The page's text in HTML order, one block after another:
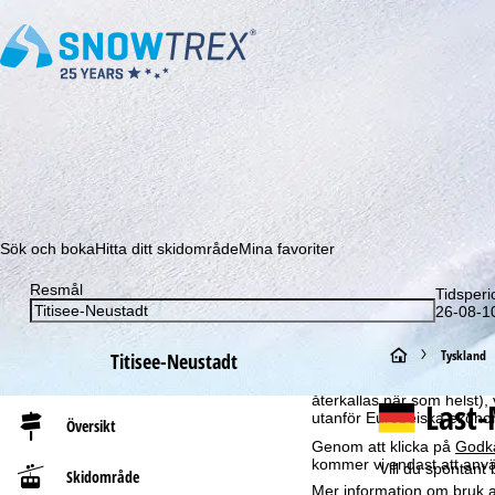
Om cookies
För att kunna erbjuda
GmbH – också delar
om slutenhet och
återkallas när som
utanför Europeiska
Genom att klicka på
kommer vi endast att
Mer information om bruk
Prenumerera på vårt nyhetsbrev och missa aldrig
Sök och bokaHitta ditt skidområdeMina favoriter
Resmål
26-08-
Titisee-Neustadt
Översikt
Skidområde
S
t
a
r
Tyskland
Vill du spontant